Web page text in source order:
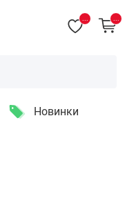
Новинки